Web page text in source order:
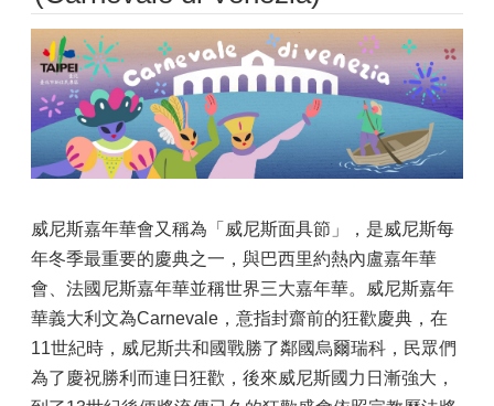
威尼斯嘉年華會又稱為「威尼斯面具節」，是威尼斯每
年冬季最重要的慶典之一，與巴西里約熱內盧嘉年華
會、法國尼斯嘉年華並稱世界三大嘉年華。威尼斯嘉年
華義大利文為Carnevale，意指封齋前的狂歡慶典，在
11世紀時，威尼斯共和國戰勝了鄰國烏爾瑞科，民眾們
為了慶祝勝利而連日狂歡，後來威尼斯國力日漸強大，